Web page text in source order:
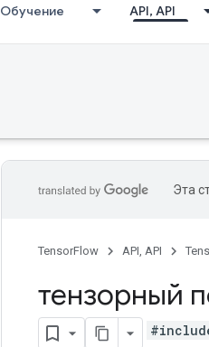
Обучение API, API
Эта
TensorFlow API, API
тензорный